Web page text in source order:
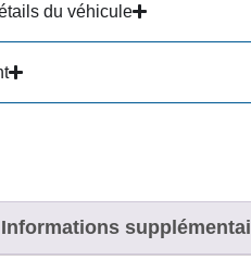
du véhicule
Informations